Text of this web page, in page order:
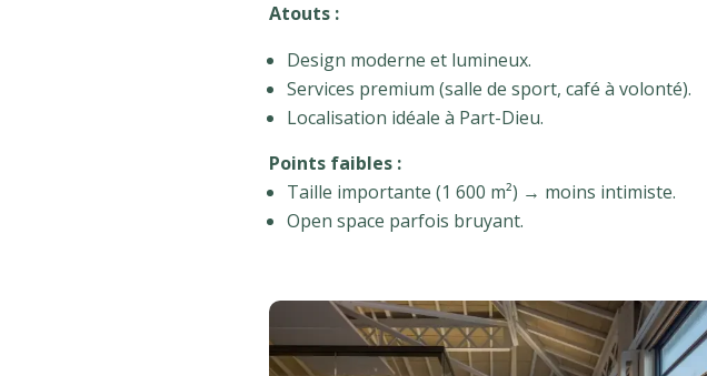
Atouts :
Design moderne et lumineux.
Services premium (salle de sport, café à volonté).
Localisation idéale à Part-Dieu.
Points faibles :
Taille importante (1 600 m²) → moins intimiste.
Open space parfois bruyant.